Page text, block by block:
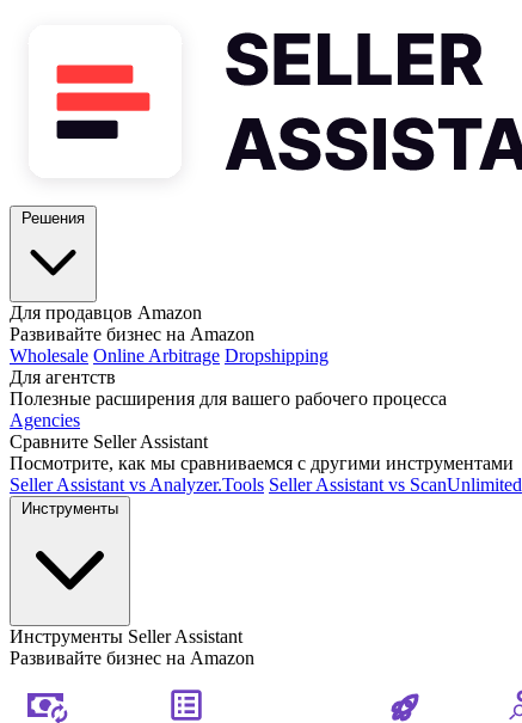
Для продавцов Amazon
Развивайте бизнес на Amazon
Wholesale Online Arbitrage Dropshipping
Для агентств
Полезные расширения для вашего рабочего процесса
Agencies
Сравните Seller Assistant
Посмотрите, как мы сравниваемся с другими инструментами
Seller Assistant vs Analyzer.Tools Seller Assistant vs ScanUnlimited
Инструменты Seller Assistant
Развивайте бизнес на Amazon